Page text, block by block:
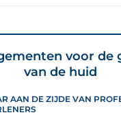
voor de
van de huid
AAN DE ZIJDE VAN